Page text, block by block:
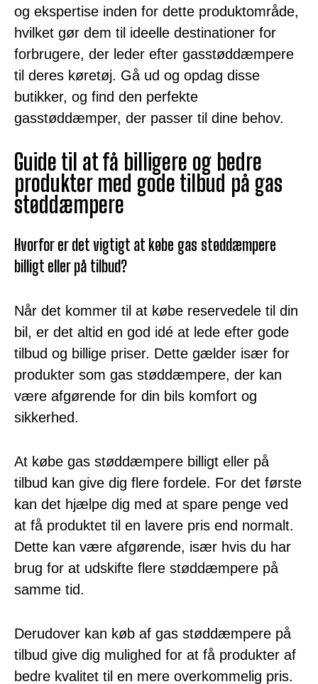
og ekspertise inden for dette produktområde,
hvilket gør dem til ideelle destinationer for
forbrugere, der leder efter gasstøddæmpere
til deres køretøj. Gå ud og opdag disse
butikker, og find den perfekte
gasstøddæmper, der passer til dine behov.
Guide til at få billigere og bedre
produkter med gode tilbud på gas
støddæmpere
Hvorfor er det vigtigt at købe gas støddæmpere
billigt eller på tilbud?
Når det kommer til at købe reservedele til din
bil, er det altid en god idé at lede efter gode
tilbud og billige priser. Dette gælder især for
produkter som gas støddæmpere, der kan
være afgørende for din bils komfort og
sikkerhed.
At købe gas støddæmpere billigt eller på
tilbud kan give dig flere fordele. For det første
kan det hjælpe dig med at spare penge ved
at få produktet til en lavere pris end normalt.
Dette kan være afgørende, især hvis du har
brug for at udskifte flere støddæmpere på
samme tid.
Derudover kan køb af gas støddæmpere på
tilbud give dig mulighed for at få produkter af
bedre kvalitet til en mere overkommelig pris.